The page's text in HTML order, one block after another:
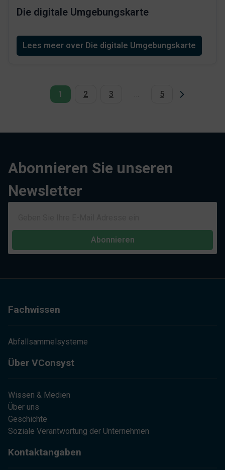
Die digitale Umgebungskarte
Lees meer over Die digitale Umgebungskarte
Seite
1 Seite
2 Seite
3 Seite
5
Abonnieren Sie unseren
Newsletter
Abonnieren
Fachwissen
Abfallsammelsysteme
Über VConsyst
Wissen & Medien
Über uns
Geschichte
Soziale Verantwortung der Unternehmen
Kontaktangaben